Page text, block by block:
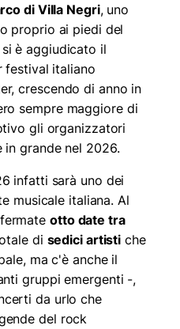
di Villa Negri, uno
proprio ai piedi del
è aggiudicato il
festival italiano
crescendo di anno in
sempre maggiore di
gli organizzatori
grande nel 2026.
infatti sarà uno dei
musicale italiana. Al
otto date tra
di sedici artisti che
ma c'è anche il
gruppi emergenti -,
da urlo che
del rock